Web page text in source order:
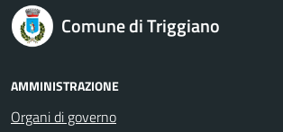
Comune di Triggiano
AMMINISTRAZIONE
Organi di governo